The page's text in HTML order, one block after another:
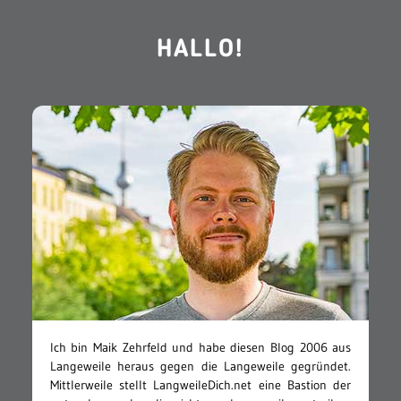
HALLO!
Ich bin Maik Zehrfeld und habe diesen Blog 2006 aus
Langeweile heraus gegen die Langeweile gegründet.
Mittlerweile stellt LangweileDich.net eine Bastion der